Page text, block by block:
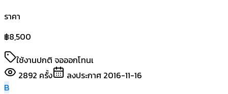
ราคา
฿8,500
ใช้งานปกติ จอออกโทนเ
2892 ครั้ง ลงประกาศ 2016-11-16
B